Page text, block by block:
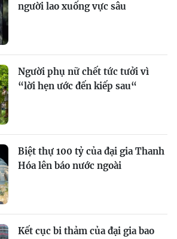
người lao xuống vực sâu
Người phụ nữ chết tức tưởi vì
“lời hẹn ước đến kiếp sau“
Biệt thự 100 tỷ của đại gia Thanh
Hóa lên báo nước ngoài
Kết cục bi thảm của đại gia bao